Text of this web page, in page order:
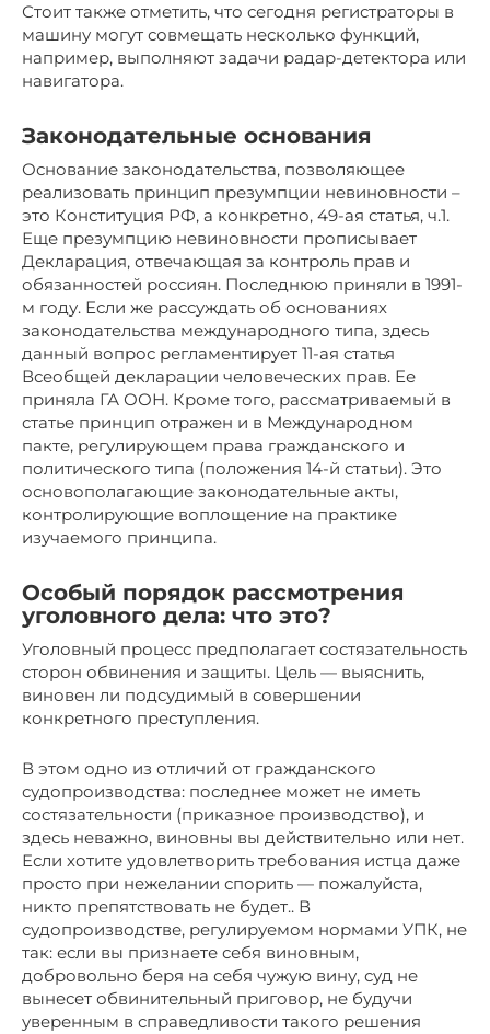
Стоит также отметить, что сегодня регистраторы в
машину могут совмещать несколько функций,
например, выполняют задачи радар-детектора или
навигатора.
Законодательные основания
Основание законодательства, позволяющее
реализовать принцип презумпции невиновности –
это Конституция РФ, а конкретно, 49-ая статья, ч.1.
Еще презумпцию невиновности прописывает
Декларация, отвечающая за контроль прав и
обязанностей россиян. Последнюю приняли в 1991-
м году. Если же рассуждать об основаниях
законодательства международного типа, здесь
данный вопрос регламентирует 11-ая статья
Всеобщей декларации человеческих прав. Ее
приняла ГА ООН. Кроме того, рассматриваемый в
статье принцип отражен и в Международном
пакте, регулирующем права гражданского и
политического типа (положения 14-й статьи). Это
основополагающие законодательные акты,
контролирующие воплощение на практике
изучаемого принципа.
Особый порядок рассмотрения
уголовного дела: что это?
Уголовный процесс предполагает состязательность
сторон обвинения и защиты. Цель — выяснить,
виновен ли подсудимый в совершении
конкретного преступления.
В этом одно из отличий от гражданского
судопроизводства: последнее может не иметь
состязательности (приказное производство), и
здесь неважно, виновны вы действительно или нет.
Если хотите удовлетворить требования истца даже
просто при нежелании спорить — пожалуйста,
никто препятствовать не будет.. В
судопроизводстве, регулируемом нормами УПК, не
так: если вы признаете себя виновным,
добровольно беря на себя чужую вину, суд не
вынесет обвинительный приговор, не будучи
уверенным в справедливости такого решения